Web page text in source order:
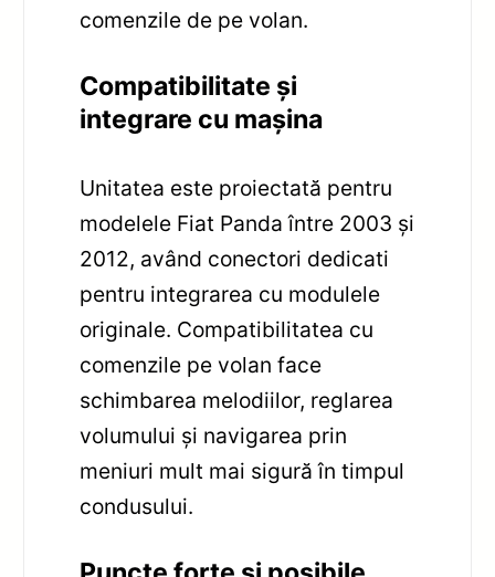
comenzile de pe volan.
Compatibilitate și
integrare cu mașina
Unitatea este proiectată pentru
modelele Fiat Panda între 2003 și
2012, având conectori dedicati
pentru integrarea cu modulele
originale. Compatibilitatea cu
comenzile pe volan face
schimbarea melodiilor, reglarea
volumului și navigarea prin
meniuri mult mai sigură în timpul
condusului.